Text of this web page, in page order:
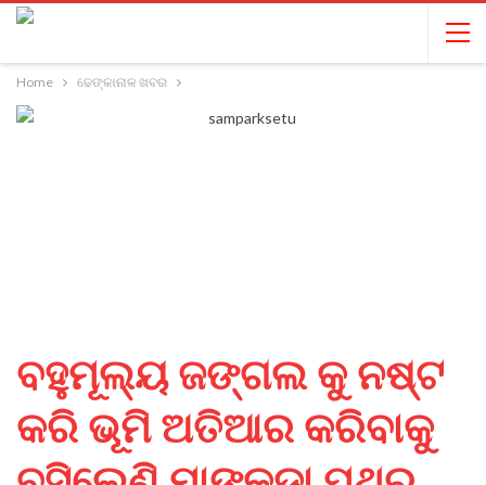
Home ଢେଙ୍କାନାଳ ଖବର
ବହୁମୂଲ୍ୟ ଜଙ୍ଗଲ କୁ ନଷ୍ଟ
କରି ଭୂମି ଅତିଆର କରିବାକୁ